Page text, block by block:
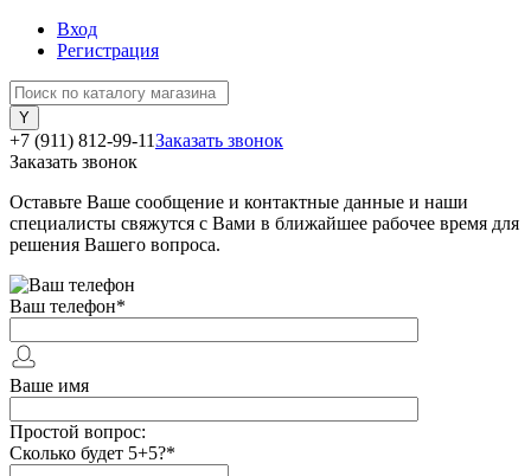
Вход
Регистрация
+7 (911) 812-99-11Заказать звонок
Заказать звонок
Оставьте Ваше сообщение и контактные данные и наши
специалисты свяжутся с Вами в ближайшее рабочее время для
решения Вашего вопроса.
Ваш телефон*
Ваше имя
Простой вопрос:
Сколько будет 5+5?*